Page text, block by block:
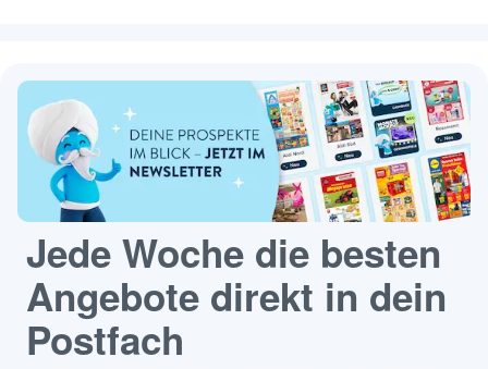
Jede Woche die besten
Angebote direkt in dein
Postfach